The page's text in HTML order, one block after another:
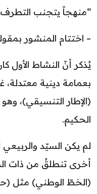
“منهجاً يتجنب
– اختتام المنشور
يُذكر أنّ النشاط الأول
بعمامة دينية
(الإطار التنسيقي)،
الحكيم.
لم يكن السيّد والربيعي
أخرى تنطلقُ من ذات
(الخطّ الوطني) مثل